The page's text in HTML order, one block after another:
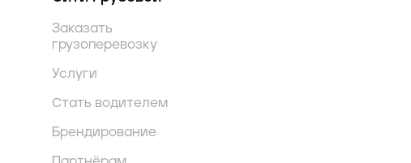
Заказать
грузоперевозку
Услуги
Стать водителем
Брендирование